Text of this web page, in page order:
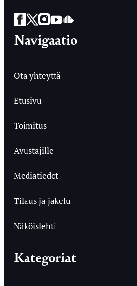
Facebook
Twitter
Instagram
YouTube
SoundCloud
Navigaatio
Ota yhteyttä
Etusivu
Toimitus
Avustajille
Mediatiedot
Tilaus ja jakelu
Näköislehti
Kategoriat